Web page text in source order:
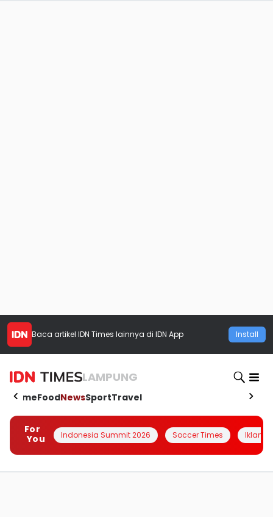
Baca artikel IDN Times lainnya di IDN App Install
LAMPUNG
HomeFoodNewsSportTravel
For
You
Indonesia Summit 2026 Soccer Times Iklanin